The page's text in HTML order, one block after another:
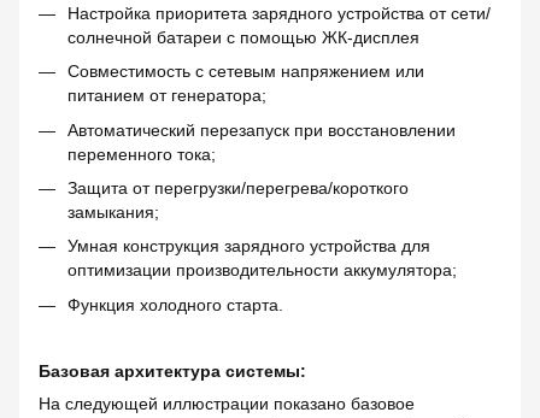
Настройка приоритета зарядного устройства от сети/
солнечной батареи с помощью ЖК-дисплея
Совместимость с сетевым напряжением или
питанием от генератора;
Автоматический перезапуск при восстановлении
переменного тока;
Защита от перегрузки/перегрева/короткого
замыкания;
Умная конструкция зарядного устройства для
оптимизации производительности аккумулятора;
Функция холодного старта.
Базовая архитектура системы:
На следующей иллюстрации показано базовое